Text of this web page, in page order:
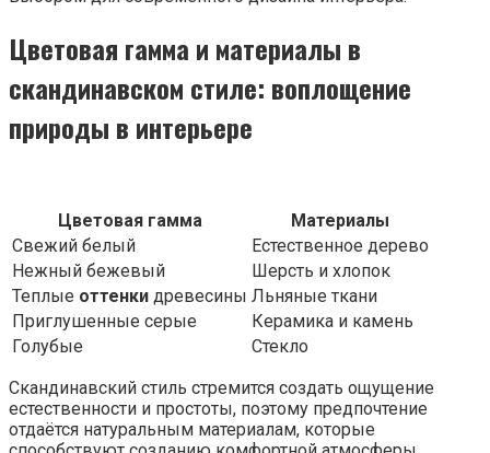
Цветовая гамма и материалы в
скандинавском стиле: воплощение
природы в интерьере
Цветовая гамма
Материалы
Свежий белый
Естественное дерево
Нежный бежевый
Шерсть и хлопок
Теплые оттенки древесины Льняные ткани
Приглушенные серые
Керамика и камень
Голубые
Стекло
Скандинавский стиль стремится создать ощущение
естественности и простоты, поэтому предпочтение
отдаётся натуральным материалам, которые